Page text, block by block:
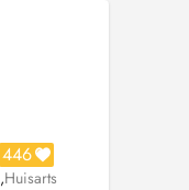
446
,Huisarts